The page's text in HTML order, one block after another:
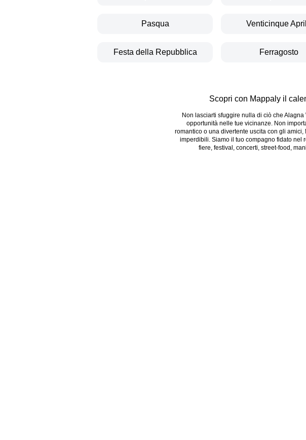
Pasqua Venticinque
Festa della Repubblica Ferragosto
Scopri con Mappaly il
Non lasciarti sfuggire nulla di ciò che
opportunità nelle tue vicinanze. Non
romantico o una divertente uscita con gli
imperdibili. Siamo il tuo compagno fidato nel
fiere, festival, concerti, street-food,